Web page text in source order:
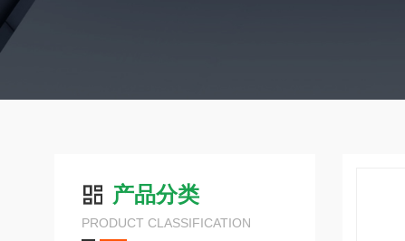
产品分类
PRODUCT CLASSIFICATION